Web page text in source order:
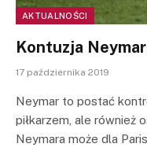
AKTUALNOŚCI
Kontuzja
17 października 2019
Neymar to postać
piłkarzem, ale również
Neymara może dla